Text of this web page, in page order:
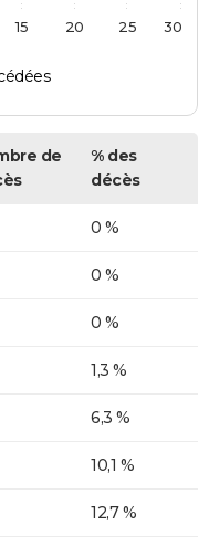
15 20 25 30
de
% des
décès
0 %
0 %
0 %
1,3 %
6,3 %
10,1 %
12,7 %